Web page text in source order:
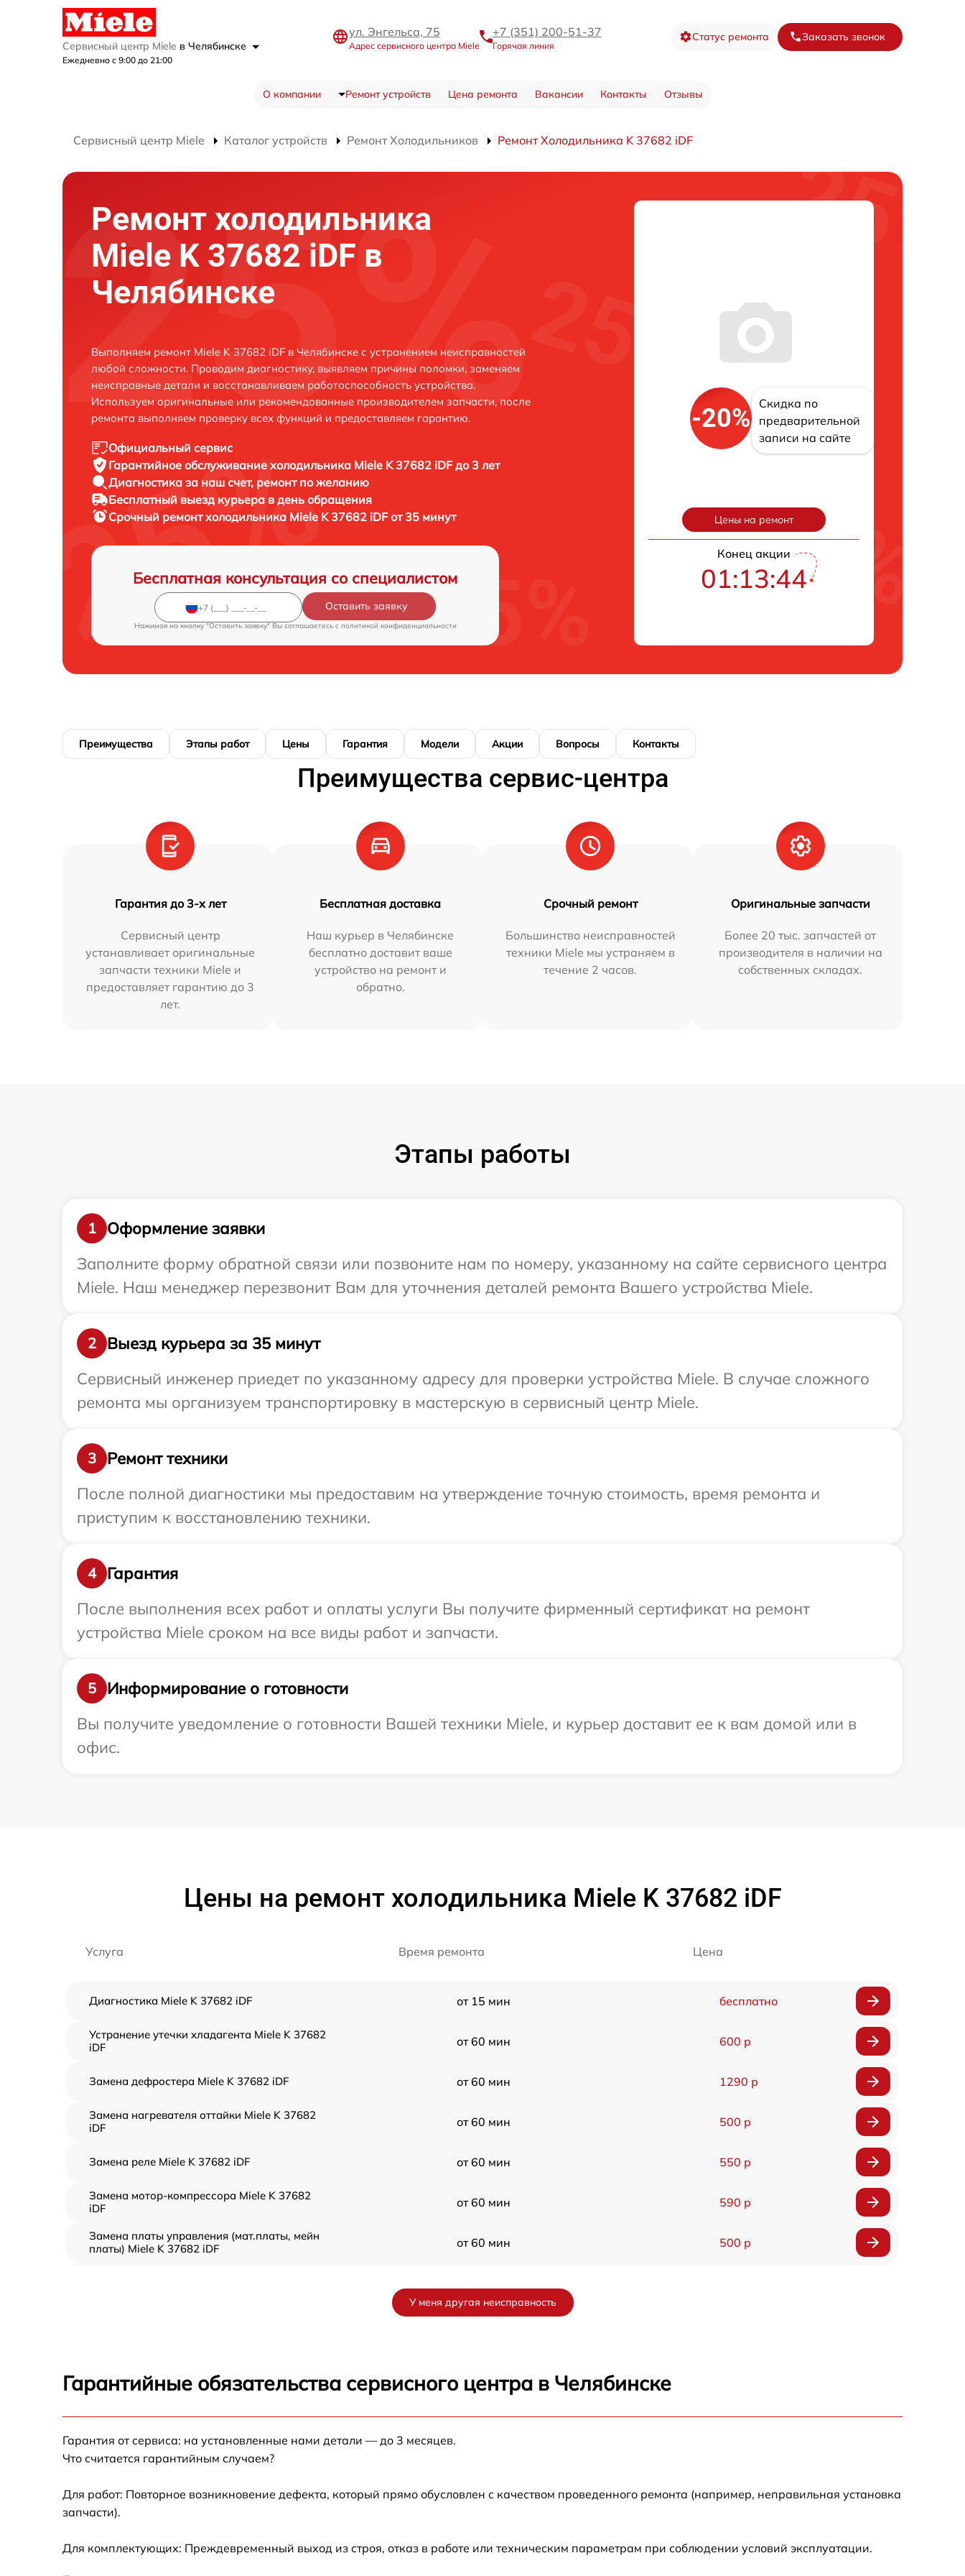
Сервисный центр Miele в Челябинске
Ежедневно с 9:00 до 21:00
ул. Энгельса, 75
Адрес сервисного центра Miele
+7 (351) 200-51-37
Горячая линия
Статус ремонта Заказать звонок
О компании Ремонт устройств Цена ремонта Вакансии Контакты Отзывы
Сервисный центр Miele Каталог устройств Ремонт Холодильников Ремонт Холодильника K 37682 iDF
Ремонт холодильника
Miele K 37682 iDF в
Челябинске
Выполняем ремонт Miele K 37682 iDF в Челябинске с устранением неисправностей
любой сложности. Проводим диагностику, выявляем причины поломки, заменяем
неисправные детали и восстанавливаем работоспособность устройства.
Используем оригинальные или рекомендованные производителем запчасти, после
ремонта выполняем проверку всех функций и предоставляем гарантию.
Официальный сервис
Гарантийное обслуживание холодильника Miele K 37682 iDF до 3 лет
Диагностика за наш счет, ремонт по желанию
Бесплатный выезд курьера в день обращения
Срочный ремонтхолодильника Miele K 37682 iDF от 35 минут
Бесплатная консультация со специалистом
Оставить заявку
Нажимая на кнопку "Оставить заявку" Вы соглашаетесь c политикой конфиденциальности
-20%
Скидка по
предварительной
записи на сайте
Цены на ремонт
Конец акции
01:13:43
Преимущества Этапы работ Цены Гарантия Модели Акции Вопросы Контакты
Преимущества сервис-центра
Гарантия до 3-х лет
Сервисный центр
устанавливает оригинальные
запчасти техники Miele и
предоставляет гарантию до 3
лет.
Бесплатная доставка
Наш курьер в Челябинске
бесплатно доставит ваше
устройство на ремонт и
обратно.
Срочный ремонт
Большинство неисправностей
техники Miele мы устраняем в
течение 2 часов.
Оригинальные запчасти
Более 20 тыс. запчастей от
производителя в наличии на
собственных складах.
Этапы работы
1
Оформление заявки
Заполните форму обратной связи или позвоните нам по номеру, указанному на сайте сервисного центра
Miele. Наш менеджер перезвонит Вам для уточнения деталей ремонта Вашего устройства Miele.
2
Выезд курьера за 35 минут
Сервисный инженер приедет по указанному адресу для проверки устройства Miele. В случае сложного
ремонта мы организуем транспортировку в мастерскую в сервисный центр Miele.
3
Ремонт техники
После полной диагностики мы предоставим на утверждение точную стоимость, время ремонта и
приступим к восстановлению техники.
4
Гарантия
После выполнения всех работ и оплаты услуги Вы получите фирменный сертификат на ремонт
устройства Miele сроком на все виды работ и запчасти.
5
Информирование о готовности
Вы получите уведомление о готовности Вашей техники Miele, и курьер доставит ее к вам домой или в
офис.
Цены на ремонт холодильника Miele K 37682 iDF
Услуга Время ремонта Цена
Диагностика Miele K 37682 iDF от 15 мин бесплатно
Устранение утечки хладагента Miele K 37682
iDF
от 60 мин 600 р
Замена дефростера Miele K 37682 iDF от 60 мин 1290 р
Замена нагревателя оттайки Miele K 37682
iDF
от 60 мин 500 р
Замена реле Miele K 37682 iDF от 60 мин 550 р
Замена мотор-компрессора Miele K 37682
iDF
от 60 мин 590 р
Замена платы управления (мат.платы, мейн
платы) Miele K 37682 iDF
от 60 мин 500 р
Замена электросхемы Miele K 37682 iDF
Устранение засора трубопровода Miele K
Ремонт датчика морозильного отделения
У меня другая неисправность
Гарантийные обязательства сервисного центра в Челябинске
Гарантия от сервиса: на установленные нами детали — до 3 месяцев.
Что считается гарантийным случаем?
Для работ: Повторное возникновение дефекта, который прямо обусловлен с качеством проведенного ремонта (например, неправильная установка
запчасти).
Для комплектующих: Преждевременный выход из строя, отказ в работе или техническим параметрам при соблюдении условий эксплуатации.